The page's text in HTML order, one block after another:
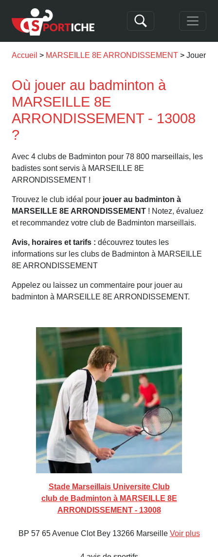
Accueil MARSEILLE 8E ARRONDISSEMENT Jouer
Où jouer au badminton à
MARSEILLE 8E
ARRONDISSEMENT - 13008
?
Avec 4 clubs de Badminton pour 78 800 marseillais, les
badistes sont servis à MARSEILLE 8E
ARRONDISSEMENT !
Trouvez le club idéal pour jouer au badminton à
MARSEILLE 8E ARRONDISSEMENT ! Notez, évaluez
et recommandez votre club de Badminton marseillais.
Avis, horaires et tarifs : découvrez toutes les
informations sur les clubs de Badminton à MARSEILLE
8E ARRONDISSEMENT
Appelez ou laissez un commentaire pour jouer au
badminton à MARSEILLE 8E ARRONDISSEMENT.
Stade Marseillais Universite Club
club de Badminton à MARSEILLE 8E
ARRONDISSEMENT - 13008
BP 57 65 Avenue Clot Bey 13266 Marseille Voir plus